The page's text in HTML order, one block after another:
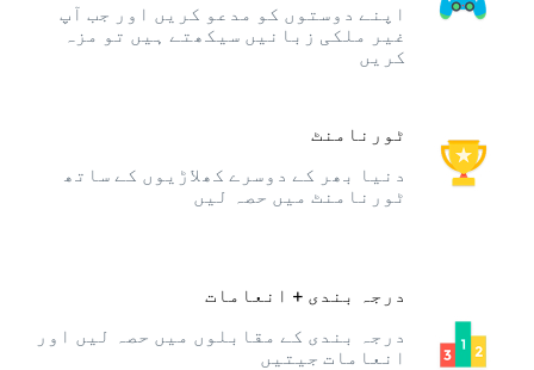
اپنے دوستوں کو مدعو کریں اور جب آپ
غیر ملکی زبانیں سیکھتے ہیں تو مزہ
کریں
ٹورنامنٹ
دنیا بھر کے دوسرے کھلاڑیوں کے ساتھ
ٹورنامنٹ میں حصہ لیں
درجہ بندی + انعامات
درجہ بندی کے مقابلوں میں حصہ لیں اور
انعامات جیتیں